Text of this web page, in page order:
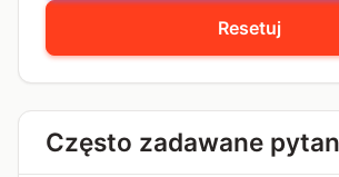
Resetuj
Często zadawane